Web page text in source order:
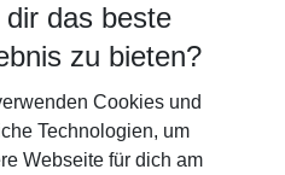
dir das beste
zu bieten?
Cookies und
Technologien, um
Webseite für dich am